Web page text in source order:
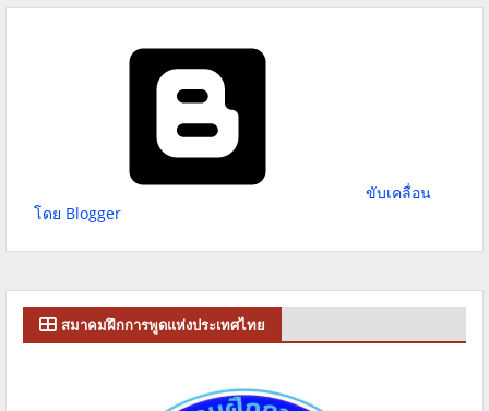
ขับเคลื่อน
โดย Blogger
สมาคมฝึกการพูดแห่งประเทศไทย